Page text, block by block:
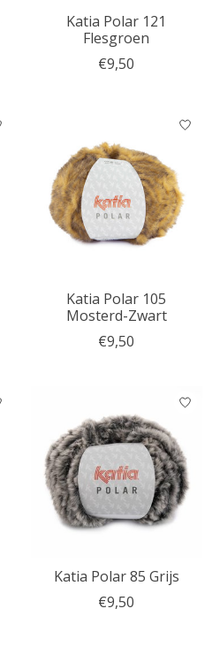
Katia Polar 121
Flesgroen
€9,50
Katia Polar 105
Mosterd-Zwart
€9,50
Katia Polar 85 Grijs
€9,50